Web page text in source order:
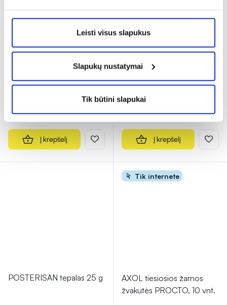
Leisti visus slapukus
Slapukų nustatymai
Tik būtini slapukai
HESIO 500 mg (450
mg/50 mg) plėvele
dengtos tabletės N60
17,49 €
Į krepšelį
HESIO 500 mg (450
mg/50 mg) plėvele
dengtos tabletės N120
32,69 €
Į krepšelį
POSTERISAN tepalas 25 g
Tik internete
AXOL tiesiosios žarnos
žvakutės PROCTO, 10 vnt.